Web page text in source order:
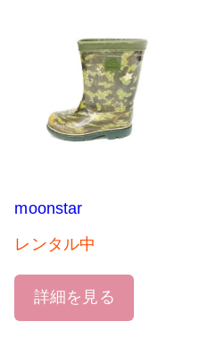
moonstar
レンタル中
詳細を見る